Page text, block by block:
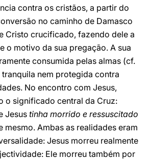
contra os cristãos, a partir do
no caminho de Damasco
Cristo crucificado, fazendo dele a
o motivo da sua pregação. A sua
consumida pelas almas (cf.
tranquila nem protegida contra
No encontro com Jesus,
o significado central da Cruz:
Jesus tinha morrido e ressuscitado
mesmo. Ambas as realidades eram
Jesus morreu realmente
Ele morreu também por